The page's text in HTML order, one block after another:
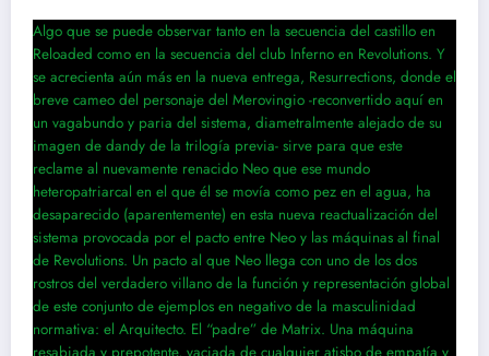
Algo que se puede observar tanto en la secuencia del castillo en
Reloaded como en la secuencia del club Inferno en Revolutions. Y
se acrecienta aún más en la nueva entrega, Resurrections, donde el
breve cameo del personaje del Merovingio -reconvertido aquí en
un vagabundo y paria del sistema, diametralmente alejado de su
imagen de dandy de la trilogía previa- sirve para que este
reclame al nuevamente renacido Neo que ese mundo
heteropatriarcal en el que él se movía como pez en el agua, ha
desaparecido (aparentemente) en esta nueva reactualización del
sistema provocada por el pacto entre Neo y las máquinas al final
de Revolutions. Un pacto al que Neo llega con uno de los dos
rostros del verdadero villano de la función y representación global
de este conjunto de ejemplos en negativo de la masculinidad
normativa: el Arquitecto. El “padre” de Matrix. Una máquina